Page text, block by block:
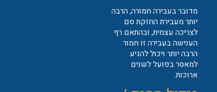
מדובר בעבירה חמורה, הרבה
יותר מעבירת החזקת סם
לצריכה עצמית, ובהתאם רף
הענישה בעבירה זו חמור
הרבה יותר ויכול להגיע
למאסר בפועל לשנים
ארוכות.